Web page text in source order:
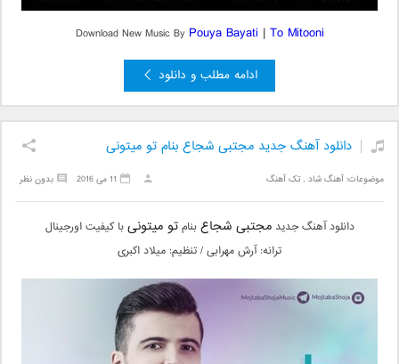
Download New Music By Pouya Bayati | To Mitooni
ادامه مطلب و دانلود
دانلود آهنگ جدید مجتبی شجاع بنام تو میتونی
موضوعات:آهنگ شاد ,تک آهنگ بدون نظر 11 می 2016
دانلود آهنگ جدیدمجتبی شجاعبنامتو میتونیبا کیفیت اورجینال
ترانه: آرش مهرابی / تنظیم: میلاد اکبری